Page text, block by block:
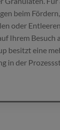
beim
oder
Ihrem Besuch
besitzt eine
in der